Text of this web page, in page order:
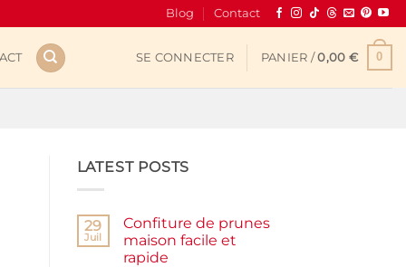
Blog Contact
SE CONNECTER PANIER /0,00 € 0
LATEST POSTS
29
Juil
Confiture de prunes
maison facile et
rapide